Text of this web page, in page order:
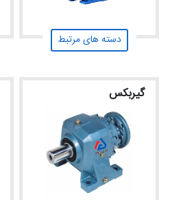
تماس
درباره
ما
دسته های مرتبط
گیربکس